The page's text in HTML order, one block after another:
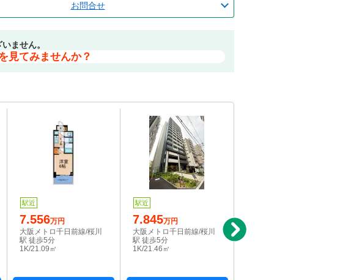
お問合せ
ません。
見てみませんか？
駅近
7.556万円
大阪メトロ千日前線/桜川
駅 徒歩5分
1K/21.09㎡
駅近
7.845万円
大阪メトロ千日前線/桜川
駅 徒歩5分
1K/21.46㎡
大阪メトロ千日前線/桜川